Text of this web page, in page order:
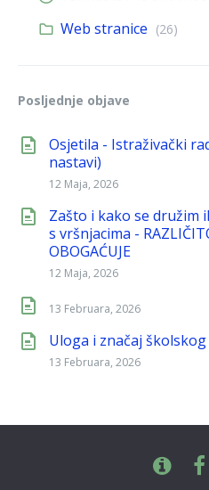
Web stranice (26)
Posljednje objave
Osjetila - Istraživački
nastavi)
12 Maja, 2026
Zašto i kako se družim
s vršnjacima -
OBOGAĆUJE
12 Maja, 2026
13 Februara, 2026
Uloga i značaj
13 Februara, 2026